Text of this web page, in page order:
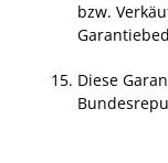
bzw.
Diese